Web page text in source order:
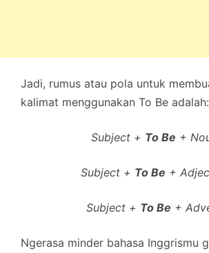
Jadi, rumus atau pola untuk
kalimat menggunakan To Be adalah:
Subject + To Be +
Subject + To Be +
Subject + To Be +
Ngerasa minder bahasa Inggrismu